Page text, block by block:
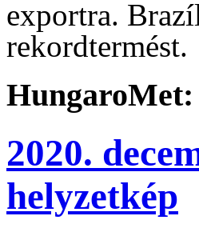
exportra.
rekordtermést.
HungaroMet:
2020.
helyzetkép